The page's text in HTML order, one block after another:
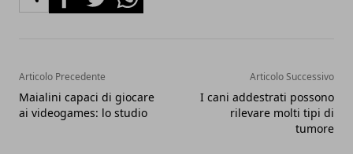
Articolo Precedente
Maialini capaci di giocare
ai videogames: lo studio
Articolo Successivo
I cani addestrati possono
rilevare molti tipi di
tumore